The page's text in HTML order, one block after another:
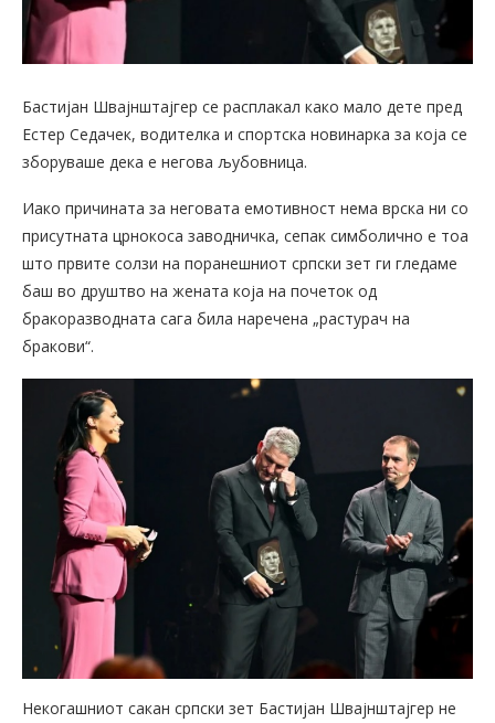
Бастијан Швајнштајгер се расплакал како мало дете пред
Естер Седачек, водителка и спортска новинарка за која се
зборуваше дека е негова љубовница.
Иако причината за неговата емотивност нема врска ни со
присутната црнокоса заводничка, сепак симболично е тоа
што првите солзи на поранешниот српски зет ги гледаме
баш во друштво на жената која на почеток од
бракоразводната сага била наречена „растурач на
бракови“.
Некогашниот сакан српски зет Бастијан Швајнштајгер не